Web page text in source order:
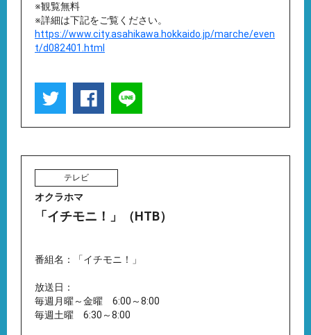
※観覧無料
※詳細は下記をご覧ください。
https://www.city.asahikawa.hokkaido.jp/marche/even
t/d082401.html
テレビ
オクラホマ
「イチモニ！」（HTB）
番組名：「イチモニ！」
放送日：
毎週月曜～金曜 6:00～8:00
毎週土曜 6:30～8:00